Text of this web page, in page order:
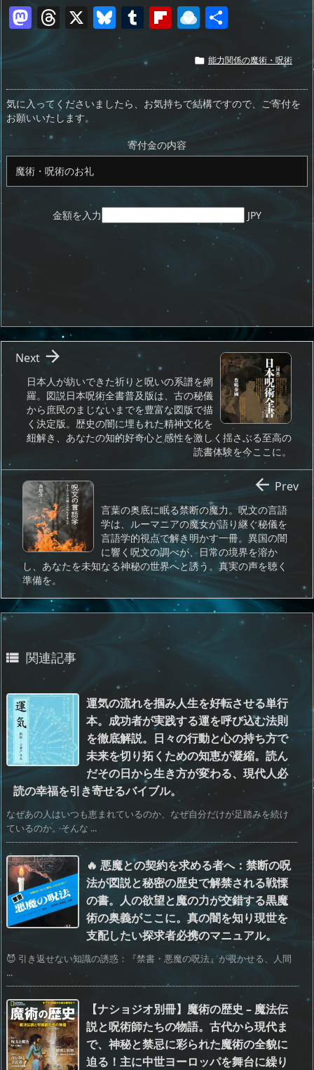
M
a
st
o
d
o
n
T
h
a
d
s
X Bl
u
sk
y
T
m
bl
r
Fl
ip
o
ar
R
n
d
ro
p.
io
 能力関係の魔術・呪術
気に入ってくださいましたら、お気持ちで結構ですので、ご寄付を
お願いいたします。
寄付金の内容
金額を入力 JPY
日本人が紡いできた祈りと呪いの系譜を網
羅。図説日本呪術全書普及版は、古の秘儀
から庶民のまじないまでを豊富な図版で描
く決定版。歴史の闇に埋もれた精神文化を
紐解き、あなたの知的好奇心と感性を激しく揺さぶる至高の
読書体験を今ここに。

Next
言葉の奥底に眠る禁断の魔力。呪文の言語
学は、ルーマニアの魔女が語り継ぐ秘儀を
言語学的視点で解き明かす一冊。異国の闇
に響く呪文の調べが、日常の境界を溶か
し、あなたを未知なる神秘の世界へと誘う。真実の声を聴く
準備を。
 Prev
 関連記事
運気の流れを掴み人生を好転させる単行
本。成功者が実践する運を呼び込む法則
を徹底解説。日々の行動と心の持ち方で
未来を切り拓くための知恵が凝縮。読ん
だその日から生き方が変わる、現代人必
読の幸福を引き寄せるバイブル。
なぜあの人はいつも恵まれているのか、なぜ自分だけが足踏みを続け
ているのか。そんな ...
🔥 悪魔との契約を求める者へ：禁断の呪
法が図説と秘密の歴史で解禁される戦慄
の書。人の欲望と魔の力が交錯する黒魔
術の奥義がここに。真の闇を知り現世を
支配したい探求者必携のマニュアル。
😈 引き返せない知識の誘惑：『禁書・悪魔の呪法』が覗かせる、人間
...
【ナショジオ別冊】魔術の歴史 – 魔法伝
説と呪術師たちの物語。古代から現代ま
で、神秘と禁忌に彩られた魔術の全貌に
迫る！主に中世ヨーロッパを舞台に繰り